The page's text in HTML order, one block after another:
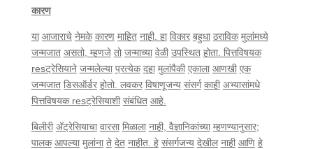
कारण
या आजाराचे नेमके कारण माहित नाही. हा विकार बहुधा ठराविक मुलांमध्ये
जन्मजात असतो, म्हणजे तो जन्माच्या वेळी उपस्थित होता. पित्तविषयक
resट्रेसियाने जन्मलेल्या प्रत्येक दहा मुलांपैकी एकाला आणखी एक
जन्मजात डिसऑर्डर होतो. लवकर विषाणूजन्य संसर्ग काही अभ्यासांमधे
पित्तविषयकresट्रेसियाशी संबंधित आहे.
बिलीरी अॅट्रेसियाचा वारसा मिळाला नाही, वैज्ञानिकांच्या म्हणण्यानुसार;
पालक आपल्या मुलांना ते देत नाहीत. हे संसर्गजन्य देखील नाही आणि हे